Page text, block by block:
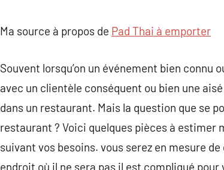
Ma source à propos de Pad Thai à emporter
Souvent lorsqu’on un événement bien connu
avec un clientèle conséquent ou bien une
dans un restaurant. Mais la question que se
restaurant ? Voici quelques pièces à
suivant vos besoins. vous serez en mesure
endroit où il ne sera pas il est compliqué